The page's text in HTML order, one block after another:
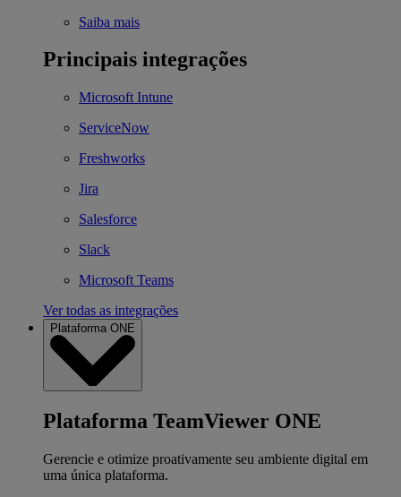
Saiba mais
Principais integrações
Microsoft Intune
ServiceNow
Freshworks
Jira
Salesforce
Slack
Microsoft Teams
Ver todas as integrações
Plataforma ONE
Plataforma TeamViewer ONE
Gerencie e otimize proativamente seu ambiente digital em
uma única plataforma.